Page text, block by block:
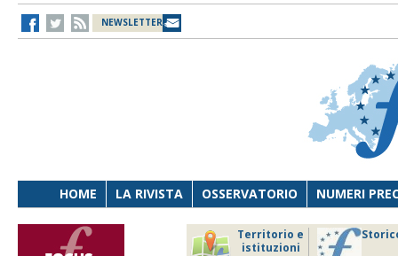
NEWSLETTER
HOME LA RIVISTA OSSERVATORIO NUMERI
Territorio e
istituzioni